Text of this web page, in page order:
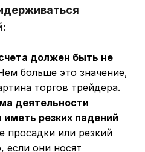
должен быть не
больше это значение,
торгов трейдера.
деятельности
резких падений
просадки или резкий
если они носят